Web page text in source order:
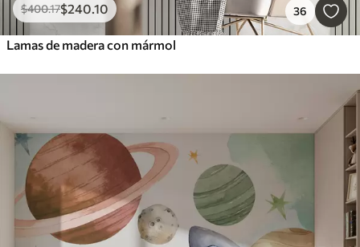
$400.17$240.10 36
Lamas de madera con mármol